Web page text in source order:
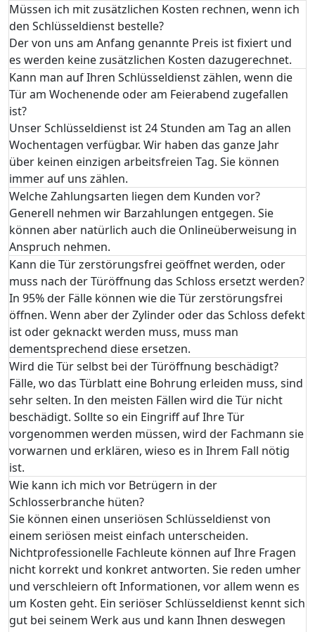
Müssen ich mit zusätzlichen Kosten rechnen, wenn ich
den Schlüsseldienst bestelle?
Der von uns am Anfang genannte Preis ist fixiert und
es werden keine zusätzlichen Kosten dazugerechnet.
Kann man auf Ihren Schlüsseldienst zählen, wenn die
Tür am Wochenende oder am Feierabend zugefallen
ist?
Unser Schlüsseldienst ist 24 Stunden am Tag an allen
Wochentagen verfügbar. Wir haben das ganze Jahr
über keinen einzigen arbeitsfreien Tag. Sie können
immer auf uns zählen.
Welche Zahlungsarten liegen dem Kunden vor?
Generell nehmen wir Barzahlungen entgegen. Sie
können aber natürlich auch die Onlineüberweisung in
Anspruch nehmen.
Kann die Tür zerstörungsfrei geöffnet werden, oder
muss nach der Türöffnung das Schloss ersetzt werden?
In 95% der Fälle können wie die Tür zerstörungsfrei
öffnen. Wenn aber der Zylinder oder das Schloss defekt
ist oder geknackt werden muss, muss man
dementsprechend diese ersetzen.
Wird die Tür selbst bei der Türöffnung beschädigt?
Fälle, wo das Türblatt eine Bohrung erleiden muss, sind
sehr selten. In den meisten Fällen wird die Tür nicht
beschädigt. Sollte so ein Eingriff auf Ihre Tür
vorgenommen werden müssen, wird der Fachmann sie
vorwarnen und erklären, wieso es in Ihrem Fall nötig
ist.
Wie kann ich mich vor Betrügern in der
Schlosserbranche hüten?
Sie können einen unseriösen Schlüsseldienst von
einem seriösen meist einfach unterscheiden.
Nichtprofessionelle Fachleute können auf Ihre Fragen
nicht korrekt und konkret antworten. Sie reden umher
und verschleiern oft Informationen, vor allem wenn es
um Kosten geht. Ein seriöser Schlüsseldienst kennt sich
gut bei seinem Werk aus und kann Ihnen deswegen